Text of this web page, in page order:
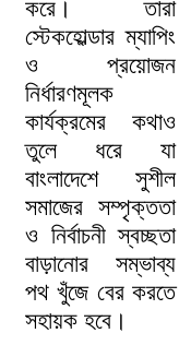
করে। তারা
স্টেকহোল্ডার ম্যাপিং
ও প্রয়োজন
নির্ধারণমূলক
কার্যক্রমের কথাও
তুলে ধরে যা
বাংলাদেশে সুশীল
সমাজের সম্পৃক্ততা
ও নির্বাচনী স্বচ্ছতা
বাড়ানোর সম্ভাব্য
পথ খুঁজে বের করতে
সহায়ক হবে।